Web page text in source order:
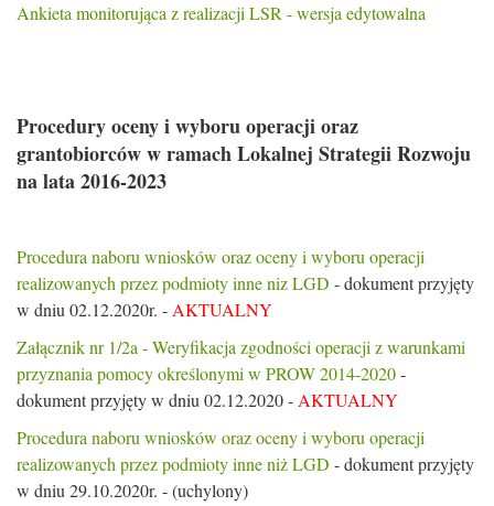
Ankieta monitorująca z realizacji LSR - wersja edytowalna
Procedury oceny i wyboru operacji oraz
grantobiorców w ramach Lokalnej Strategii Rozwoju
na lata 2016-2023
Procedura naboru wniosków oraz oceny i wyboru operacji
realizowanych przez podmioty inne niz LGD - dokument przyjęty
w dniu 02.12.2020r. - AKTUALNY
Załącznik nr 1/2a - Weryfikacja zgodności operacji z warunkami
przyznania pomocy określonymi w PROW 2014-2020-
dokument przyjęty w dniu 02.12.2020 - AKTUALNY
Procedura naboru wniosków oraz oceny i wyboru operacji
realizowanych przez podmioty inne niż LGD - dokument przyjęty
w dniu 29.10.2020r. - (uchylony)